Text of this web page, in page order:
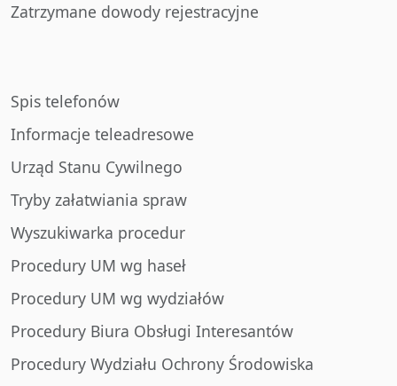
Zatrzymane dowody rejestracyjne
Spis telefonów
Informacje teleadresowe
Urząd Stanu Cywilnego
Tryby załatwiania spraw
Wyszukiwarka procedur
Procedury UM wg haseł
Procedury UM wg wydziałów
Procedury Biura Obsługi Interesantów
Procedury Wydziału Ochrony Środowiska